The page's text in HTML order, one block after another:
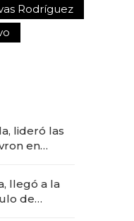
Rodríguez
lideró las
en
llegó a la
de